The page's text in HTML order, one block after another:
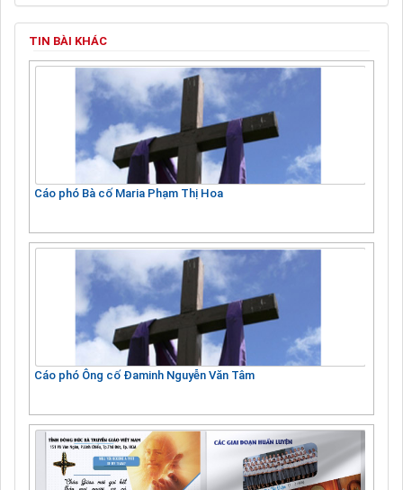
TIN BÀI KHÁC
Cáo phó Bà cố Maria Phạm Thị Hoa
Cáo phó Ông cố Đaminh Nguyễn Văn Tâm